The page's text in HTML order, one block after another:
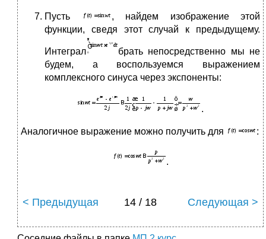
Пусть
, найдем изображение этой
функции, сведя этот случай к предыдущему.
Интеграл
брать непосредственно мы не
будем, а воспользуемся выражением
комплексного синуса через экспоненты:
.
Аналогичное выражение можно получить для :
.
< Предыдущая 14 / 18 Следующая >